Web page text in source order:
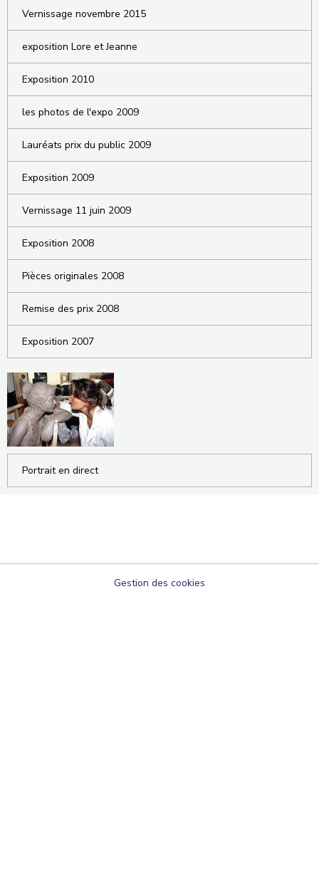
Vernissage novembre 2015
exposition Lore et Jeanne
Exposition 2010
les photos de l'expo 2009
Lauréats prix du public 2009
Exposition 2009
Vernissage 11 juin 2009
Exposition 2008
Pièces originales 2008
Remise des prix 2008
Exposition 2007
Portrait en direct
Gestion des cookies